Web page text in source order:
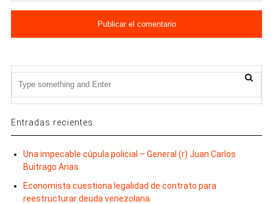
Entradas recientes
Una impecable cúpula policial – General (r) Juan Carlos
Buitrago Arias
Economista cuestiona legalidad de contrato para
reestructurar deuda venezolana